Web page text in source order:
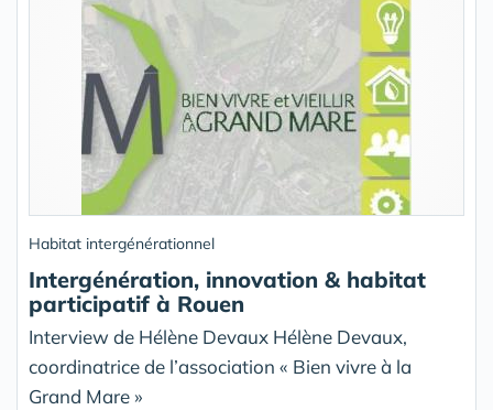
Habitat intergénérationnel
Intergénération, innovation & habitat
participatif à Rouen
Interview de Hélène Devaux Hélène Devaux,
coordinatrice de l’association « Bien vivre à la
Grand Mare »